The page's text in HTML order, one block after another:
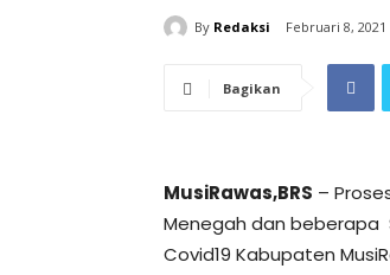
By Redaksi Februari 8, 2021
Bagikan
MusiRawas,BRS –
Menegah dan beberapa
Covid19 Kabupaten